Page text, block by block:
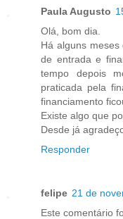
Paula Augusto
Olá, bom dia.
Há alguns
de entrada e
tempo depois
praticada pela
financiamento
Existe algo que
Desde já
Responder
felipe 21 de
Este comentário